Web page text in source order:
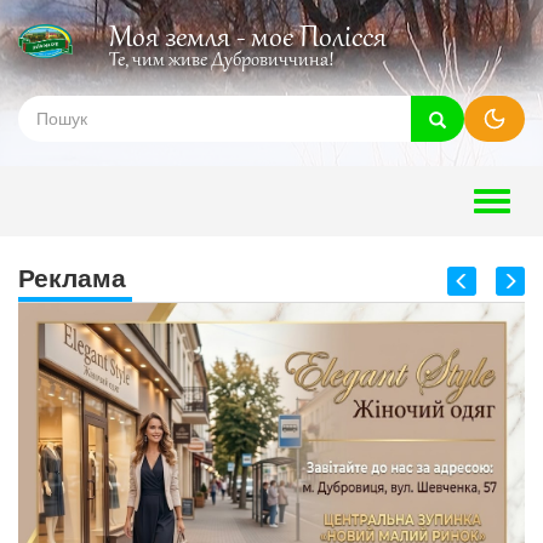
Моя земля - моє Полісся
Те, чим живе Дубровиччина!
Toggle
Реклама